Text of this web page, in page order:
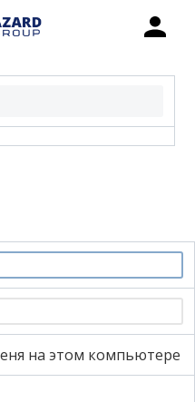
на этом компьютере